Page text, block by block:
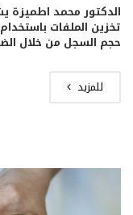
الدكتور محمد اطميزة
تخزين الملفات
حجم السجل من خلال
للمزيد